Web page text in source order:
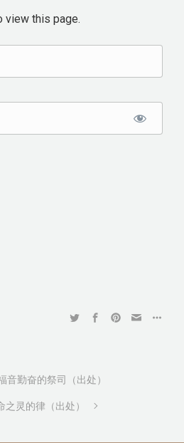
view this page.
音勤奋的祭司（出处）
之灵的律（出处）